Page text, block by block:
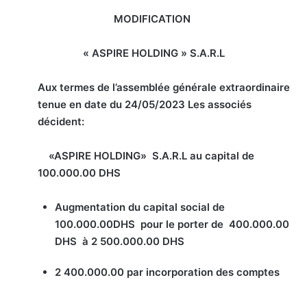
MODIFICATION
« ASPIRE HOLDING » S.A.R.L
Aux termes de l’assemblée générale extraordinaire
tenue en date du 24/05/2023 Les associés
décident:
«ASPIRE HOLDING» S.A.R.L au capital de
100.000.00 DHS
Augmentation du capital social de
100.000.00DHS pour le porter de 400.000.00
DHS à 2 500.000.00 DHS
2 400.000.00 par incorporation des comptes